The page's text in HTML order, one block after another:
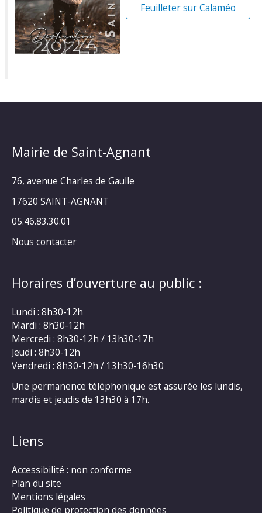
Feuilleter sur Calaméo
Mairie de Saint-Agnant
76, avenue Charles de Gaulle
17620 SAINT-AGNANT
05.46.83.30.01
Nous contacter
Horaires d’ouverture au public :
Lundi : 8h30-12h
Mardi : 8h30-12h
Mercredi : 8h30-12h / 13h30-17h
Jeudi : 8h30-12h
Vendredi : 8h30-12h / 13h30-16h30
Une permanence téléphonique est assurée les lundis,
mardis et jeudis de 13h30 à 17h.
Liens
Accessibilité : non conforme
Plan du site
Mentions légales
Politique de protection des données